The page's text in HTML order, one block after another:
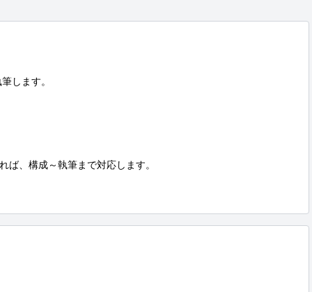
します。
ば、構成～執筆まで対応します。